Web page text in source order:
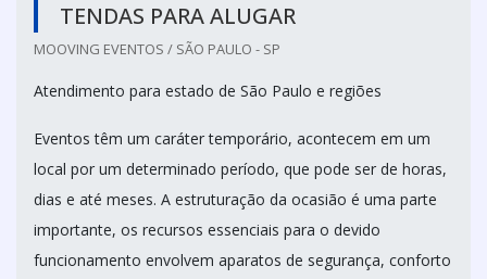
TENDAS PARA ALUGAR
MOOVING EVENTOS / SÃO PAULO - SP
Atendimento para estado de São Paulo e regiões
Eventos têm um caráter temporário, acontecem em um
local por um determinado período, que pode ser de horas,
dias e até meses. A estruturação da ocasião é uma parte
importante, os recursos essenciais para o devido
funcionamento envolvem aparatos de segurança, conforto